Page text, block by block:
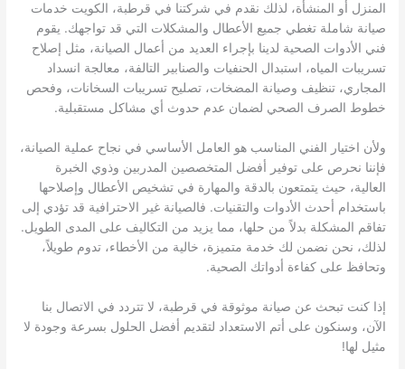
المنزل أو المنشأة، لذلك نقدم في شركتنا في قرطبة، الكويت خدمات
صيانة شاملة تغطي جميع الأعطال والمشكلات التي قد تواجهك. يقوم
فني الأدوات الصحية لدينا بإجراء العديد من أعمال الصيانة، مثل إصلاح
تسريبات المياه، استبدال الحنفيات والصنابير التالفة، معالجة انسداد
المجاري، تنظيف وصيانة المضخات، تصليح تسريبات السخانات، وفحص
خطوط الصرف الصحي لضمان عدم حدوث أي مشاكل مستقبلية.
ولأن اختيار الفني المناسب هو العامل الأساسي في نجاح عملية الصيانة،
فإننا نحرص على توفير أفضل المتخصصين المدربين وذوي الخبرة
العالية، حيث يتمتعون بالدقة والمهارة في تشخيص الأعطال وإصلاحها
باستخدام أحدث الأدوات والتقنيات. فالصيانة غير الاحترافية قد تؤدي إلى
تفاقم المشكلة بدلاً من حلها، مما يزيد من التكاليف على المدى الطويل.
لذلك، نحن نضمن لك خدمة متميزة، خالية من الأخطاء، تدوم طويلاً،
وتحافظ على كفاءة أدواتك الصحية.
إذا كنت تبحث عن صيانة موثوقة في قرطبة، لا تتردد في الاتصال بنا
الآن، وسنكون على أتم الاستعداد لتقديم أفضل الحلول بسرعة وجودة لا
مثيل لها!